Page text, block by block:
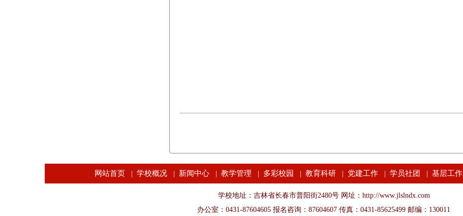
网站首页 学校概况 新闻中心 教学管理 多彩校园 教育科研 党建工作 学员社团 基层工作
学校地址：吉林省长春市普阳街2480号 网址：http://www.jlslndx.com
办公室：0431-87604605 报名咨询：87604607 传真：0431-85625499 邮编：130011